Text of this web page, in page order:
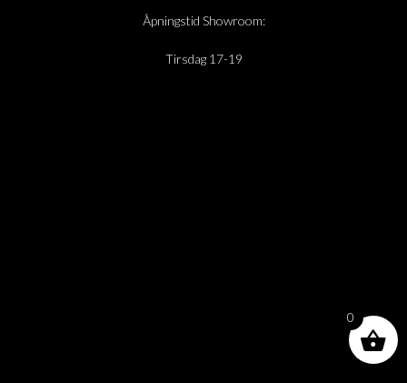
Åpningstid Showroom:
Tirsdag 17-19
0